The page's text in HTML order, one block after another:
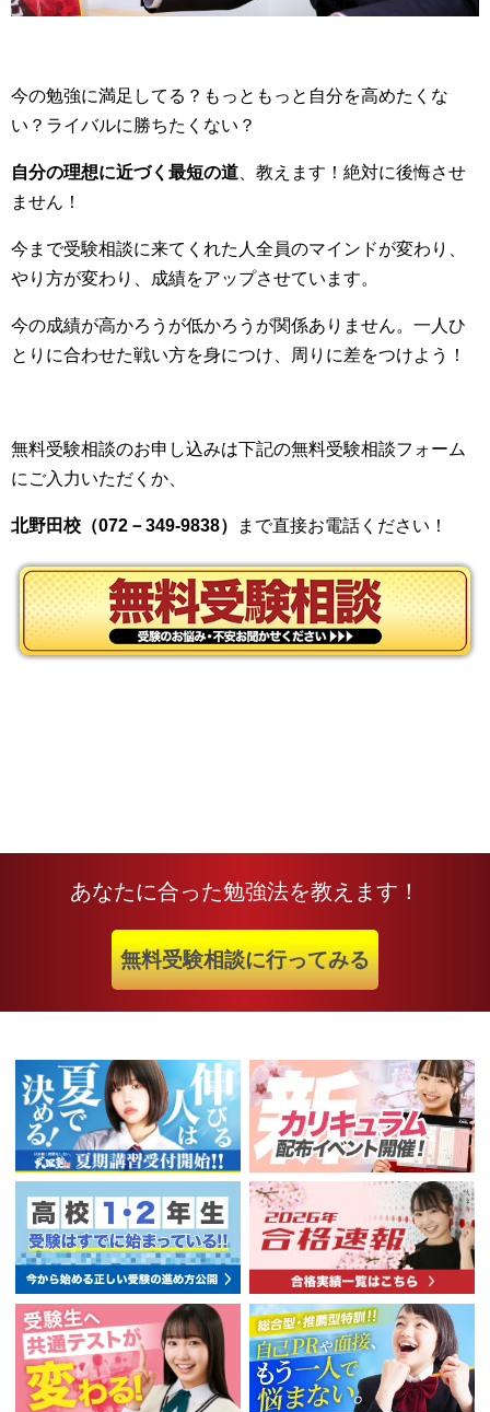
今の勉強に満足してる？もっともっと自分を高めたくな
い？ライバルに勝ちたくない？
自分の理想に近づく最短の道 、教えます！絶対に後悔させ
ません！
今まで受験相談に来てくれた人全員のマインドが変わり、
やり方が変わり、成績をアップさせています。
今の成績が高かろうが低かろうが関係ありません。一人ひ
とりに合わせた戦い方を身につけ、周りに差をつけよう！
無料受験相談のお申し込みは下記の無料受験相談フォーム
にご入力いただくか、
北野田校（072－349-9838） まで直接お電話ください！
あなたに合った勉強法を教えます！
無料受験相談に行ってみる